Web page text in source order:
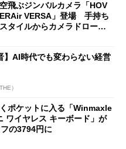
空飛ぶジンバルカメラ「HOV
ERAir VERSA」登場 手持ち
スタイルからカメラドローン
】AI時代でも変わらない経営
）
ポケットに入る「Winmaxle
ワイヤレス キーボード」が
の3794円に